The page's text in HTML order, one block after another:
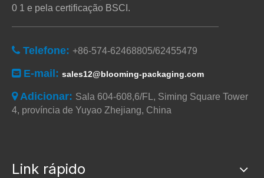
0 1 e pela certificação BSCI.
 Telefone: +86-574-62468805/62455479
E-mail: sales12@blooming-packaging.com
Adicionar: Sala 604-608,6/FL, Siming Square Tower
4, província de Yuyao Zhejiang, China
Link rápido